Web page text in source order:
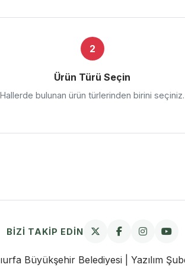
2
Ürün Türü Seçin
Hallerde bulunan ürün türlerinden birini seçiniz.
BİZİ TAKİP EDİN
Büyükşehir Belediyesi | Yazılım